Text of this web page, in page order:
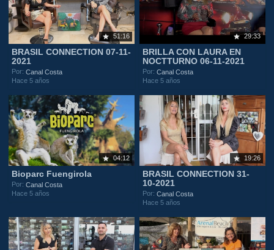
51:16
BRASIL CONNECTION 07-11-
2021
Por:Canal Costa
Hace 5 años
29:33
BRILLA CON LAURA EN
NOCTTURNO 06-11-2021
Por:Canal Costa
Hace 5 años
04:12
Bioparc Fuengirola
Por:Canal Costa
Hace 5 años
19:26
BRASIL CONNECTION 31-
10-2021
Por:Canal Costa
Hace 5 años